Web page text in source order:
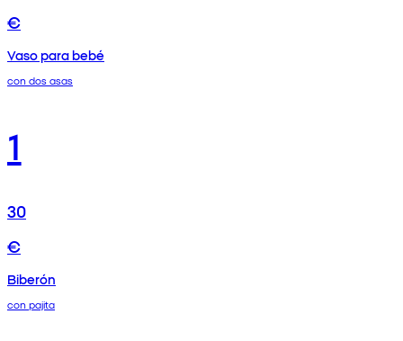
€
Vaso para bebé
con dos asas
1
30
€
Biberón
con pajita